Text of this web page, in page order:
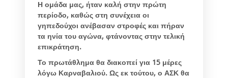
Η ομάδα μας, ήταν καλή στην πρώτη
περίοδο, καθώς στη συνέχεια οι
γηπεδούχοι ανέβασαν στροφές και πήραν
τα ηνία του αγώνα, φτάνοντας στην τελική
επικράτηση.
Το πρωτάθλημα θα διακοπεί για 15 μέρες
λόγω Καρναβαλιού. Ως εκ τούτου, ο ΑΣΚ θα